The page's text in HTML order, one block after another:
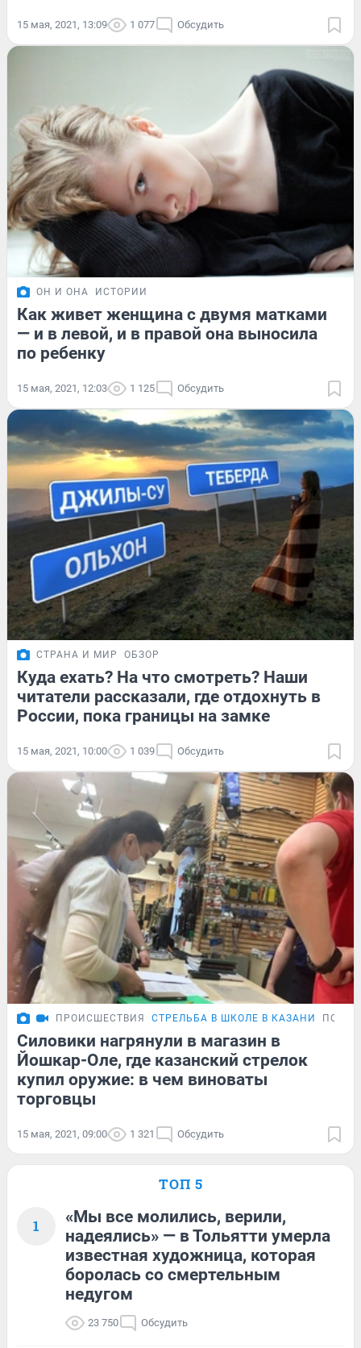
15 мая, 2021, 13:09 1 077 Обсудить
ОН И ОНА ИСТОРИИ
Как живет женщина с двумя матками
— и в левой, и в правой она выносила
по ребенку
15 мая, 2021, 12:03 1 125 Обсудить
СТРАНА И МИР ОБЗОР
Куда ехать? На что смотреть? Наши
читатели рассказали, где отдохнуть в
России, пока границы на замке
15 мая, 2021, 10:00 1 039 Обсудить
ПРОИСШЕСТВИЯ СТРЕЛЬБА В ШКОЛЕ В КАЗАНИ
Силовики нагрянули в магазин в
Йошкар-Оле, где казанский стрелок
купил оружие: в чем виноваты
торговцы
15 мая, 2021, 09:00 1 321 Обсудить
ТОП 5
1
«Мы все молились, верили,
надеялись» — в Тольятти умерла
известная художница, которая
боролась со смертельным
недугом
23 750 Обсудить